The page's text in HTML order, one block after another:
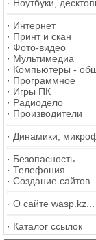
· Ноутбуки,
· Интернет
· Принт и скан
· Фото-видео
· Мультимедиа
· Компьютеры -
· Программное
· Игры ПК
· Радиодело
· Производители
· Динамики,
· Безопасность
· Телефония
· Создание сайтов
· О сайте wasp.kz...
· Каталог ссылок